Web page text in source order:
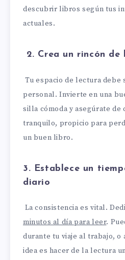
descubrir libros según tus
actuales.
2. Crea un rincón de
Tu espacio de lectura debe
personal. Invierte en una
silla cómoda y asegúrate de
tranquilo, propicio para
un buen libro.
3. Establece un
diario
La consistencia es vital.
minutos al día para leer.
durante tu viaje al trabajo, o
idea es hacer de la lectura